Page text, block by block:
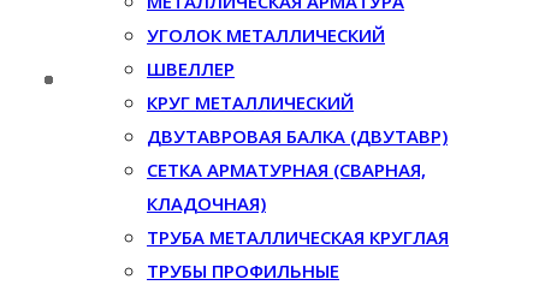
УГОЛОК МЕТАЛЛИЧЕСКИЙ
ШВЕЛЛЕР
КРУГ МЕТАЛЛИЧЕСКИЙ
ДВУТАВРОВАЯ БАЛКА (ДВУТАВР)
СЕТКА АРМАТУРНАЯ (СВАРНАЯ,
КЛАДОЧНАЯ)
ТРУБА МЕТАЛЛИЧЕСКАЯ КРУГЛАЯ
ТРУБЫ ПРОФИЛЬНЫЕ